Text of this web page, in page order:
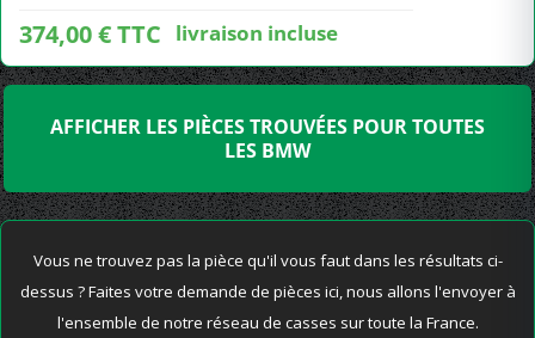
374,00 € TTC livraison incluse
AFFICHER LES PIÈCES TROUVÉES POUR TOUTES
LES BMW
Vous ne trouvez pas la pièce qu'il vous faut dans les résultats ci-
dessus ? Faites votre demande de pièces ici, nous allons l'envoyer à
l'ensemble de notre réseau de casses sur toute la France.